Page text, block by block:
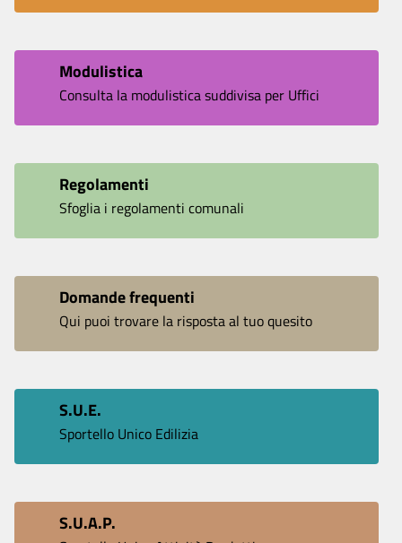
Modulistica
Consulta la modulistica suddivisa per Uffici
Regolamenti
Sfoglia i regolamenti comunali
Domande frequenti
Qui puoi trovare la risposta al tuo quesito
S.U.E.
Sportello Unico Edilizia
S.U.A.P.